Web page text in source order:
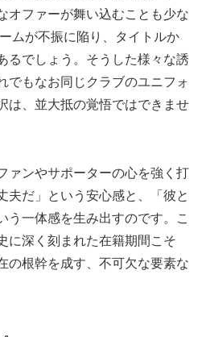
オファーが舞い込むことも少な
ムが不振に陥り、タイトルか
るでしょう。そうした様々な誘
でもなお同じクラブのユニフォ
は、並大抵の覚悟ではできませ
ァンやサポーターの心を強く打
夫だ」という安心感と、「彼と
う一体感を生み出すのです。こ
に深く刻まれた在籍期間こそ
の根幹を成す、不可欠な要素な